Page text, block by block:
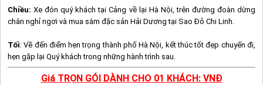
Chiều:Xe đón quý khách tại Cảng về lại Hà Nội, trên đường đoàn dừng
chân nghỉ ngơi và mua sắm đặc sản Hải Dương tại Sao Đỏ Chi Linh.
Tối: Về đến điểm hẹn trọng thành phố Hà Nội, kết thúc tốt đẹp chuyến đi,
hẹn gặp lại Quý khách trong những hành trình sau.
Giá TRỌN GÓI DÀNH CHO 01 KHÁCH: VNĐ